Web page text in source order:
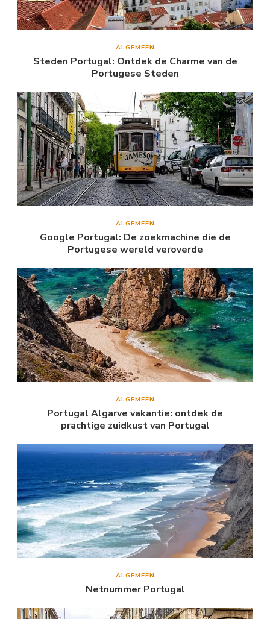
ALGEMEEN
Steden Portugal: Ontdek de Charme van de
Portugese Steden
ALGEMEEN
Google Portugal: De zoekmachine die de
Portugese wereld veroverde
ALGEMEEN
Portugal Algarve vakantie: ontdek de
prachtige zuidkust van Portugal
ALGEMEEN
Netnummer Portugal